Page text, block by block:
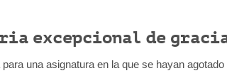
excepcional de
una asignatura en la que se hayan